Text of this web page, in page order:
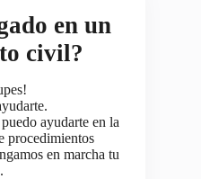
en un
civil?
ayudarte en la
procedimientos
en marcha tu